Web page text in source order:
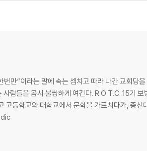
만”이라는 말에 속는 셈치고 따라 나간 교회당
람들을 몹시 불쌍하게 여긴다. R.O.T.C. 15기
고등학교와 대학교에서 문학을 가르치다가, 총